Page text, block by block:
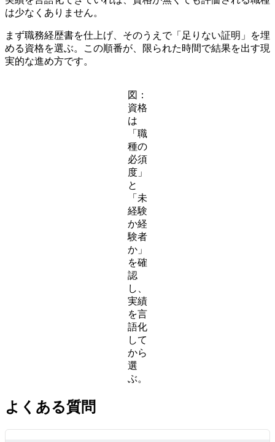
は少なくありません。
まず職務経歴書を仕上げ、そのうえで「足りない証明」を埋
める資格を選ぶ。この順番が、限られた時間で結果を出す現
実的な進め方です。
図：
資格
は
「職
種の
必須
度」
と
「未
経験
か経
験者
か」
を確
認
し、
実績
を言
語化
して
から
選
ぶ。
よくある質問